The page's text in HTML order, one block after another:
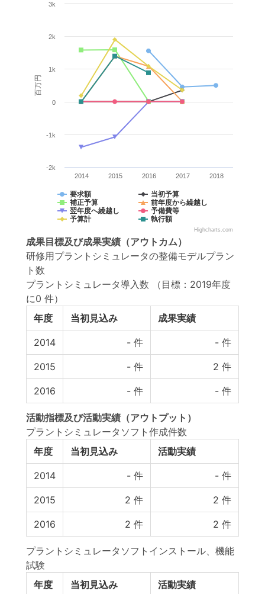
百万円
要求額
当初予算
補正予算
前年度から繰越し
翌年度へ繰越し
予備費等
予算計
執行額
2014 2015 2016 2017 2018
-2k
-1k
0
1k
2k
3k
Highcharts.com
成果目標及び成果実績 （アウトカム）
研修用プラントシミュレータの整備モデルプラン
ト数
プラントシミュレータ導入数
（目標：2019年度
に0 件）
年度
当初見込み 成果実績
2014 - 件 - 件
2015 - 件 2 件
2016 - 件 - 件
活動指標及び活動実績 （アウトプット）
プラントシミュレータソフト作成件数
年度
当初見込み 活動実績
2014 - 件 - 件
2015 2 件 2 件
2016 2 件 2 件
プラントシミュレータソフトインストール、機能
試験
年度
当初見込み 活動実績